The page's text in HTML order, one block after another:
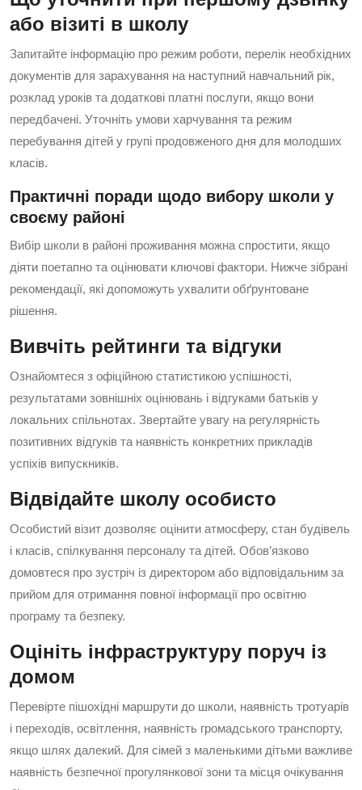
або візиті в школу
Запитайте інформацію про режим роботи, перелік необхідних
документів для зарахування на наступний навчальний рік,
розклад уроків та додаткові платні послуги, якщо вони
передбачені. Уточніть умови харчування та режим
перебування дітей у групі продовженого дня для молодших
класів.
Практичні поради щодо вибору школи у
своєму районі
Вибір школи в районі проживання можна спростити, якщо
діяти поетапно та оцінювати ключові фактори. Нижче зібрані
рекомендації, які допоможуть ухвалити обґрунтоване
рішення.
Вивчіть рейтинги та відгуки
Ознайомтеся з офіційною статистикою успішності,
результатами зовнішніх оцінювань і відгуками батьків у
локальних спільнотах. Звертайте увагу на регулярність
позитивних відгуків та наявність конкретних прикладів
успіхів випускників.
Відвідайте школу особисто
Особистий візит дозволяє оцінити атмосферу, стан будівель
і класів, спілкування персоналу та дітей. Обов’язково
домовтеся про зустріч із директором або відповідальним за
прийом для отримання повної інформації про освітню
програму та безпеку.
Оцініть інфраструктуру поруч із
домом
Перевірте пішохідні маршрути до школи, наявність тротуарів
і переходів, освітлення, наявність громадського транспорту,
якщо шлях далекий. Для сімей з маленькими дітьми важливе
наявність безпечної прогулянкової зони та місця очікування